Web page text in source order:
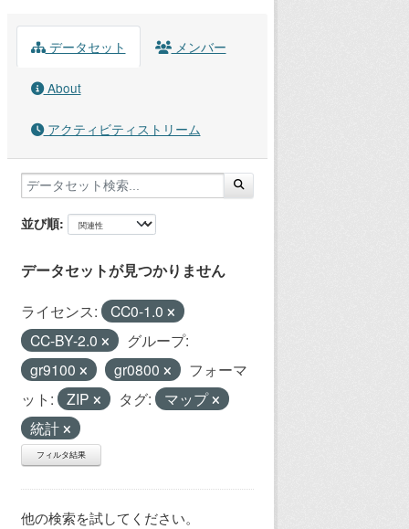
データセット メンバー
About
アクティビティストリーム
並び順
データセットが見つかりません
ライセンス:
CC0-1.0
CC-BY-2.0
グループ:
gr9100
gr0800
フォーマ
ット:
ZIP タグ:
マップ
統計
フィルタ結果
他の検索を試してください。